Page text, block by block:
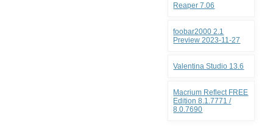
Reaper 7.06
foobar2000 2.1
Preview 2023-11-27
Valentina Studio 13.6
Macrium Reflect FREE
Edition 8.1.7771 /
8.0.7690